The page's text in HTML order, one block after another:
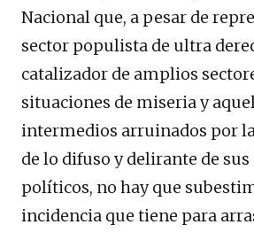
Nacional que, a pesar de
sector populista de ultra
catalizador de amplios
situaciones de miseria y
intermedios arruinados por
de lo difuso y delirante de
políticos, no hay que
incidencia que tiene para